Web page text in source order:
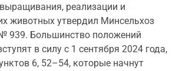
реализации и
животных утвердил Минсельхоз
939. Большинство положений
в силу с 1 сентября 2024 года,
6, 52–54, которые начнут